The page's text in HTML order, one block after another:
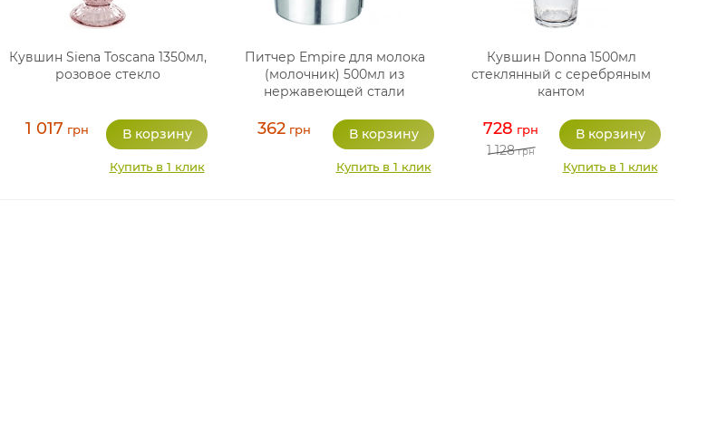
Кувшин Siena Toscana 1350мл,
розовое стекло
1 017 грн
Купить в 1 клик
Питчер Empire для молока
(молочник) 500мл из
нержавеющей стали
362грн
Купить в 1 клик
Кувшин Donna 1500мл
стеклянный c серебряным
кантом
728 грн
1 128грн
Купить в 1 клик